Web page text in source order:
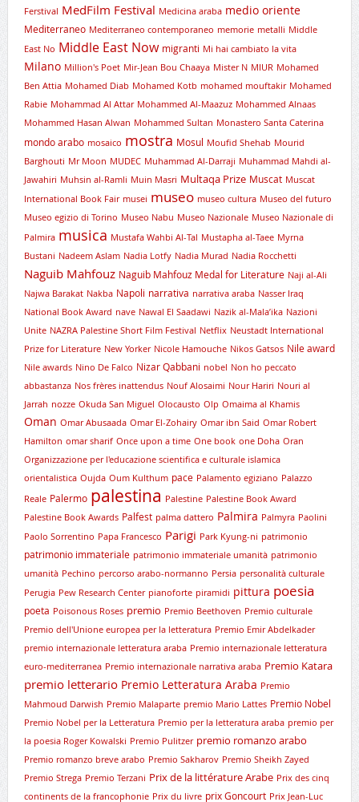
Ferstival MedFilm Festival Medicina araba medio oriente
Mediterraneo Mediterraneo contemporaneo memorie metalli Middle
East No Middle East Now migranti Mi hai cambiato la vita
Milano Million's Poet Mir-Jean Bou Chaaya Mister N MIUR Mohamed
Ben Attia Mohamed Diab Mohamed Kotb mohamed mouftakir Mohamed
Rabie Mohammad Al Attar Mohammed Al-Maazuz Mohammed Alnaas
Mohammed Hasan Alwan Mohammed Sultan Monastero Santa Caterina
mondo arabo mosaico mostra Mosul Moufid Shehab Mourid
Barghouti Mr Moon MUDEC Muhammad Al-Darraji Muhammad Mahdi al-
Jawahiri Muhsin al-Ramli Muin Masri Multaqa Prize Muscat Muscat
International Book Fair musei museo museo cultura Museo del futuro
Museo egizio di Torino Museo Nabu Museo Nazionale Museo Nazionale di
Palmira musica Mustafa Wahbi Al-Tal Mustapha al-Taee Myrna
Bustani Nadeem Aslam Nadia Lotfy Nadia Murad Nadia Rocchetti
Naguib Mahfouz Naguib Mahfouz Medal for Literature Naji al-Ali
Najwa Barakat Nakba Napoli narrativa narrativa araba Nasser Iraq
National Book Award nave Nawal El Saadawi Nazik al-Mala’ika Nazioni
Unite NAZRA Palestine Short Film Festival Netflix Neustadt International
Prize for Literature New Yorker Nicole Hamouche Nikos Gatsos Nile award
Nile awards Nino De Falco Nizar Qabbani nobel Non ho peccato
abbastanza Nos frères inattendus Nouf Alosaimi Nour Hariri Nouri al
Jarrah nozze Okuda San Miguel Olocausto Olp Omaima al Khamis
Oman Omar Abusaada Omar El-Zohairy Omar ibn Said Omar Robert
Hamilton omar sharif Once upon a time One book one Doha Oran
Organizzazione per l'educazione scientifica e culturale islamica
orientalistica Oujda Oum Kulthum pace Palamento egiziano Palazzo
Reale Palermo palestina Palestine Palestine Book Award
Palestine Book Awards Palfest palma dattero Palmira Palmyra Paolini
Paolo Sorrentino Papa Francesco Parigi Park Kyung-ni patrimonio
patrimonio immateriale patrimonio immateriale umanità patrimonio
umanità Pechino percorso arabo-normanno Persia personalità culturale
Perugia Pew Research Center pianoforte piramidi pittura poesia
poeta Poisonous Roses premio Premio Beethoven Premio culturale
Premio dell'Unione europea per la letteratura Premio Emir Abdelkader
premio internazionale letteratura araba Premio internazionale letteratura
euro-mediterranea Premio internazionale narrativa araba Premio Katara
premio letterario Premio Letteratura Araba Premio
Mahmoud Darwish Premio Malaparte premio Mario Lattes Premio Nobel
Premio Nobel per la Letteratura Premio per la letteratura araba premio per
la poesia Roger Kowalski Premio Pulitzer premio romanzo arabo
Premio romanzo breve arabo Premio Sakharov Premio Sheikh Zayed
Premio Strega Premio Terzani Prix de la littérature Arabe Prix des cinq
continents de la francophonie Prix du livre prix Goncourt Prix Jean-Luc